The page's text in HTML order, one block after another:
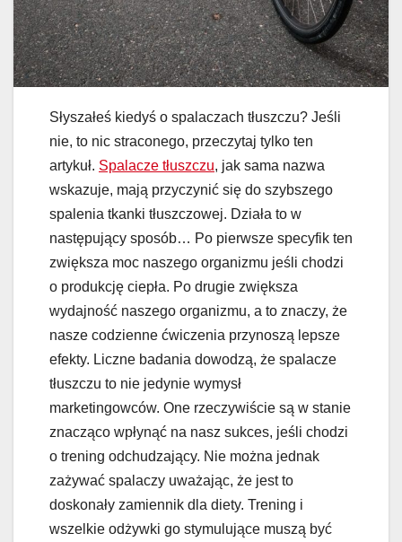
Słyszałeś kiedyś o spalaczach tłuszczu? Jeśli
nie, to nic straconego, przeczytaj tylko ten
artykuł. Spalacze tłuszczu, jak sama nazwa
wskazuje, mają przyczynić się do szybszego
spalenia tkanki tłuszczowej. Działa to w
następujący sposób… Po pierwsze specyfik ten
zwiększa moc naszego organizmu jeśli chodzi
o produkcję ciepła. Po drugie zwiększa
wydajność naszego organizmu, a to znaczy, że
nasze codzienne ćwiczenia przynoszą lepsze
efekty. Liczne badania dowodzą, że spalacze
tłuszczu to nie jedynie wymysł
marketingowców. One rzeczywiście są w stanie
znacząco wpłynąć na nasz sukces, jeśli chodzi
o trening odchudzający. Nie można jednak
zażywać spalaczy uważając, że jest to
doskonały zamiennik dla diety. Trening i
wszelkie odżywki go stymulujące muszą być